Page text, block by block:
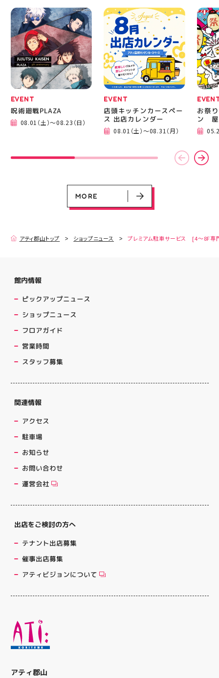
08.01（土）～08.31（月）
05.21（木）～09.27（日）
CAMPAIGN
CAMPAIGN
MORE
のクッションシューズに
なっています 人気ラン
ニングシューズの最新作
になります！ ・ 気にな
る方は是非、店頭に足を
運んでください！ スポ
ーツナビゲーター一同、
店頭でお待ちしておりま
す(⁠◍⁠•⁠ᴗ⁠•⁠◍⁠)⁠ ・ #ゼビオ
#アティ郡山 #福島美少
女図鑑 #照山楓香
#ASICS
はプ
から
━━━━
郡山
BBQ
祭り
手ぶ
み #
ィナ
#夏の
EVENT
呪術廻戦PLAZA
08.01（土）～08.23（日）
EVENT
店頭キッチンカースペー
ス 出店カレンダー
08.01（土）～08.31（月）
お祭
ン 屋
MORE
アティ郡山トップ ショップニュース プレミアム駐車サービス [4～8F専
アティ郡山
館内情報
ピックアップニュース
ショップニュース
フロアガイド
営業時間
スタッフ募集
関連情報
アクセス
駐車場
お知らせ
お問い合わせ
運営会社
出店をご検討の方へ
テナント出店募集
催事出店募集
アティビジョンについて